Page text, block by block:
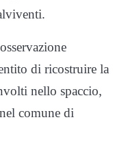
di ricostruire la
nello spaccio,
comune di